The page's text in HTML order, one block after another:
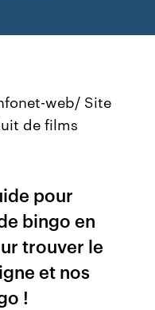
web/ Site
de films
pour
bingo en
trouver le
et nos
!